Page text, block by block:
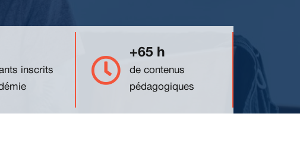
inscrits
+65 h
de contenus
pédagogiques